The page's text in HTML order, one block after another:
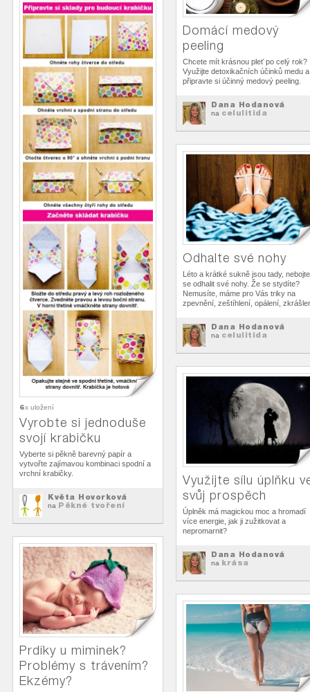
6x uložení
Vyrobte si jednoduše
svojí krabičku
Vyberte si pěkně barevný papír a
vytvořte zajímavou kombinaci spodní a
vrchní krabičky.
Květa Hovorková
na Pěkné tvoření
Domácí medový
peeling
Chcete mít krásnou pleť po celý rok?
Využijte detoxikačních účinků medu a
připravte si účinný medový peeling.
Dana Hodanová
na celulitida
Odhalte své nohy
Léto a krátké sukně jsou tady, nebojte
se odhalit své nohy. Že se stydíte?
Nemusíte, máme pro Vás triky na
zpevnění, zeštíhlení, opálení,
Dana Hodanová
na celulitida
Využijte sílu úplňku
svůj prospěch
Úplněk má magickou moc a hromadí
více energie, jak ji zužitkovat a
nepromarnit?
Dana Hodanová
na krása
Prdíky u miminek?
Problémy s trávením?
Ekzémy?